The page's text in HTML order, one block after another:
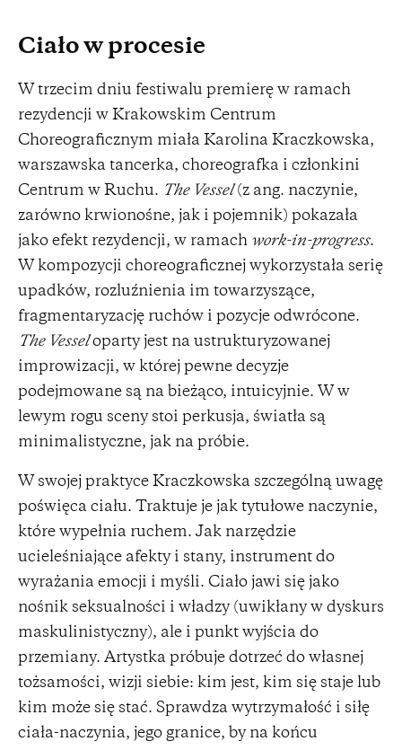
Ciało w procesie
W trzecim dniu festiwalu premierę w ramach
rezydencji w Krakowskim Centrum
Choreograficznym miała Karolina Kraczkowska,
warszawska tancerka, choreografka i członkini
Centrum w Ruchu. The Vessel(z ang. naczynie,
zarówno krwionośne, jak i pojemnik) pokazała
jako efekt rezydencji, w ramach work-in-progress.
W kompozycji choreograficznej wykorzystała serię
upadków, rozluźnienia im towarzyszące,
fragmentaryzację ruchów i pozycje odwrócone.
The Vesseloparty jest na ustrukturyzowanej
improwizacji, w której pewne decyzje
podejmowane są na bieżąco, intuicyjnie. W w
lewym rogu sceny stoi perkusja, światła są
minimalistyczne, jak na próbie.
W swojej praktyce Kraczkowska szczególną uwagę
poświęca ciału. Traktuje je jak tytułowe naczynie,
które wypełnia ruchem. Jak narzędzie
ucieleśniające afekty i stany, instrument do
wyrażania emocji i myśli. Ciało jawi się jako
nośnik seksualności i władzy (uwikłany w dyskurs
maskulinistyczny), ale i punkt wyjścia do
przemiany. Artystka próbuje dotrzeć do własnej
tożsamości, wizji siebie: kim jest, kim się staje lub
kim może się stać. Sprawdza wytrzymałość i siłę
ciała-naczynia, jego granice, by na końcu